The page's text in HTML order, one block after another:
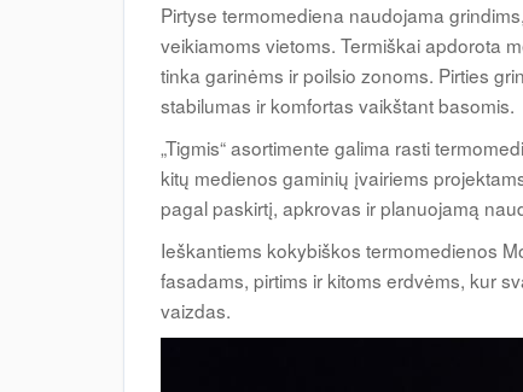
Pirtyse termomediena naudojama
veikiamoms vietoms. Termiškai apdorota
tinka garinėms ir poilsio zonoms. Pirties
stabilumas ir komfortas vaikštant basomis.
„Tigmis“ asortimente galima rasti
kitų medienos gaminių įvairiems
pagal paskirtį, apkrovas ir planuojamą
Ieškantiems kokybiškos termomedienos
fasadams, pirtims ir kitoms erdvėms, kur
vaizdas.